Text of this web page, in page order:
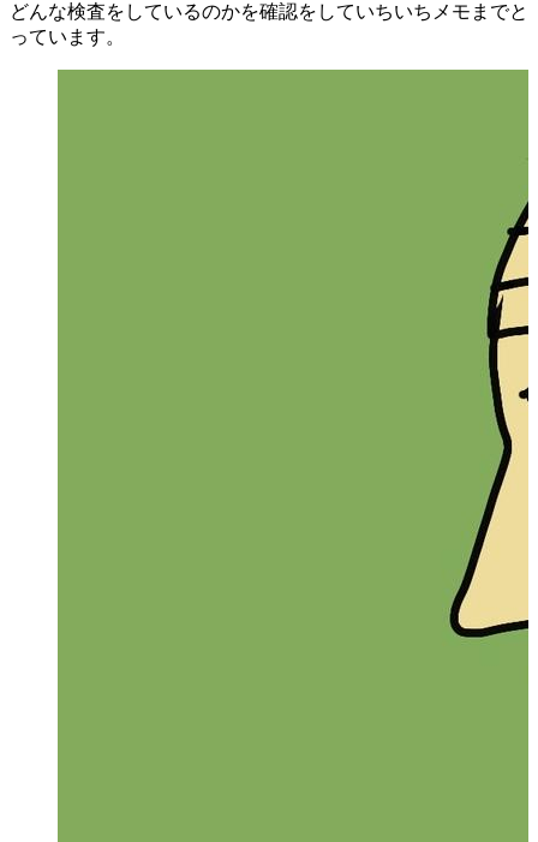
どんな検査をしているのかを確認をしていちいちメモまでと
っています。